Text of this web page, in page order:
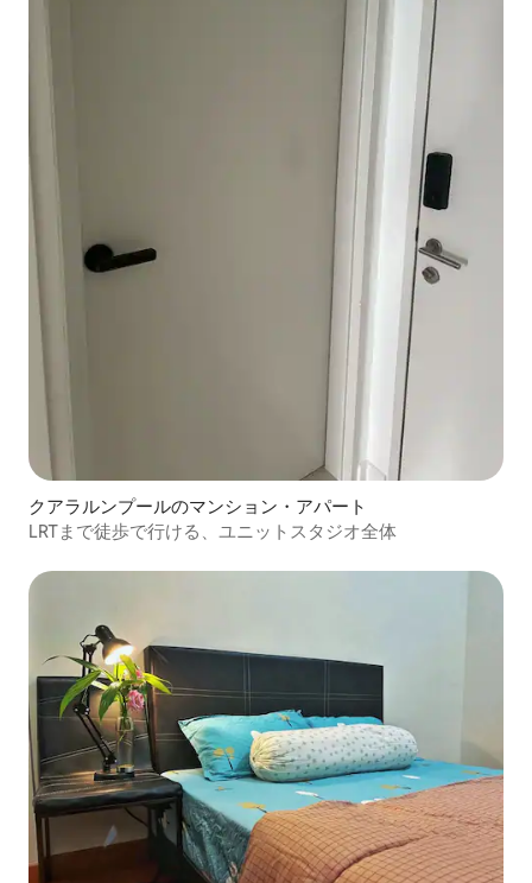
クアラルンプールのマンション・アパート
LRTまで徒歩で行ける、ユニットスタジオ全体